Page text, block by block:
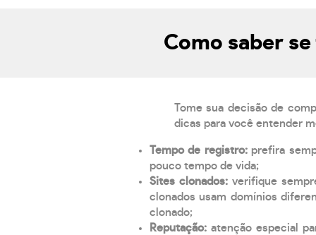
Como saber
Tome sua decisão de
dicas para você entender
Tempo de registro: prefira
pouco tempo de vida;
Sites clonados: verifique
clonados usam domínios
clonado;
Reputação: atenção especial